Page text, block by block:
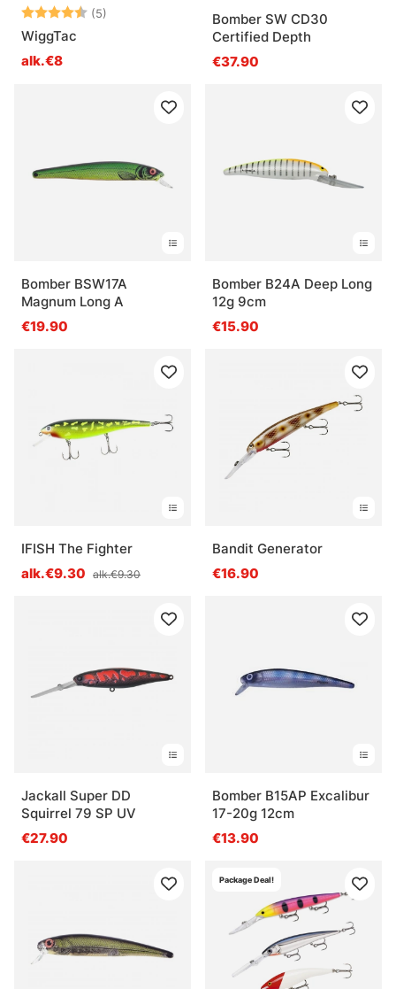
Arvio: (5)
4.4 5:sta tähdestä
WiggTac
alk.€8
Bomber SW CD30
Certified Depth
€37.90
Bomber BSW17A
Magnum Long A
€19.90
Bomber B24A Deep Long
12g 9cm
€15.90
IFISH The Fighter
alk.€9.30 alk.€9.30
Bandit Generator
€16.90
Jackall Super DD
Squirrel 79 SP UV
€27.90
Bomber B15AP Excalibur
17-20g 12cm
€13.90
Package Deal!